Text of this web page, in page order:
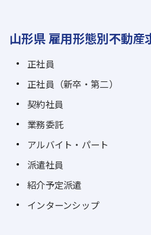
山形県 雇用形態別不動産
正社員
正社員（新卒・第二）
契約社員
業務委託
アルバイト・パート
派遣社員
紹介予定派遣
インターンシップ